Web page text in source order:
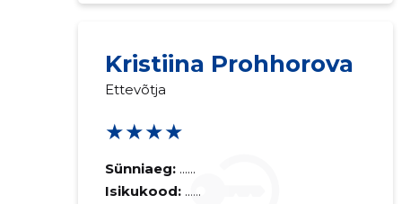
Kristiina Prohhorova
Ettevõtja
★★★★
Sünniaeg: ......
Isikukood: ......